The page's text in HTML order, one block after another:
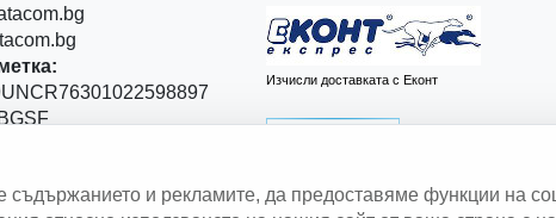
111
Изчисли доставката с Еконт
съдържанието и рекламите, да предоставяме функции на